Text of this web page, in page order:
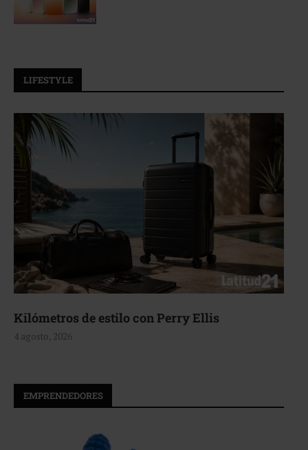
LIFESTYLE
Kilómetros de estilo con Perry Ellis
4 agosto, 2026
EMPRENDEDORES